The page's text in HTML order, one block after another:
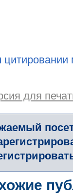
цитировании
для